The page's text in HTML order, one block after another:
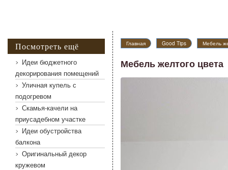
Главная Good Tips Мебель
Мебель желтого цвета
Мебель желтого цвета
Посмотреть ещё
Идеи бюджетного
декорирования помещений
Уличная купель с
подогревом
Скамья-качели на
приусадебном участке
Идеи обустройства
балкона
Оригинальный декор
кружевом